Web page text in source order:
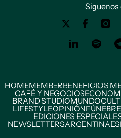
Siguenos
HOMEMEMBERBENEFICIOS
CAFÉ Y NEGOCIOS
BRAND STUDIOMUNDO
LIFESTYLEOPINIÓN
EDICIONES ESPECIALES
NEWSLETTERSARGENTINA